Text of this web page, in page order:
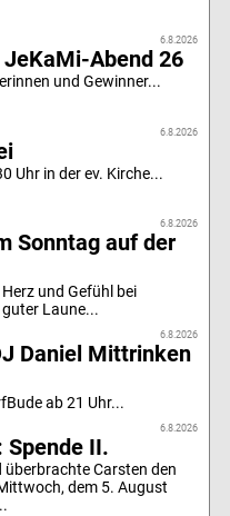
6.8.2026
Abend 26
und Gewinner...
6.8.2026
Uhr in der ev. Kirche...
6.8.2026
Sonntag auf der
und Gefühl bei
Laune...
6.8.2026
Daniel Mittrinken
ab 21 Uhr...
6.8.2026
Spende II.
überbrachte Carsten den
dem 5. August